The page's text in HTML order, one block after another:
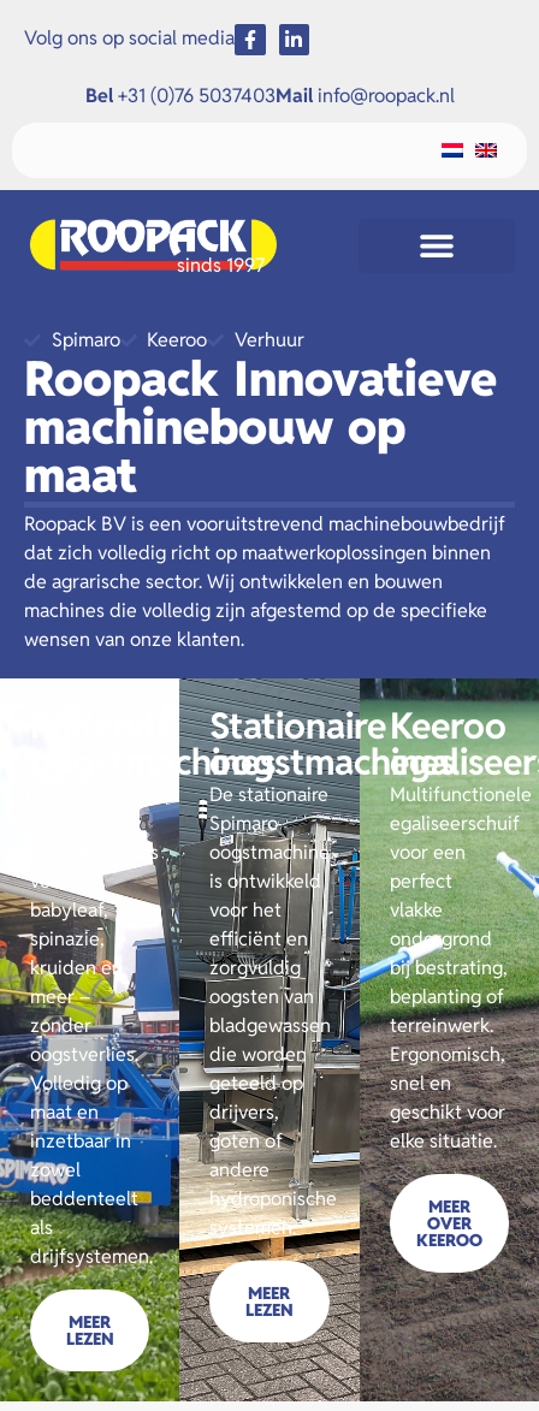
Volg ons op social media
Bel+31 (0)76 5037403Mailinfo@roopack.nl
sinds 1997
Spimaro Keeroo Verhuur
Roopack Innovatieve
machinebouw op
maat
Roopack BV is een vooruitstrevend machinebouwbedrijf
dat zich volledig richt op maatwerkoplossingen binnen
de agrarische sector. Wij ontwikkelen en bouwen
machines die volledig zijn afgestemd op de specifieke
wensen van onze klanten.
oogstmachines
oogstmachines
voor
babyleaf,
spinazie,
kruiden en
meer –
zonder
oogstverlies.
Volledig op
maat en
inzetbaar in
zowel
beddenteelt
als
drijfsystemen.
MEER
LEZEN
Stationaire
oogstmachines​
De stationaire
Spimaro
oogstmachine
is ontwikkeld
voor het
efficiënt en
zorgvuldig
oogsten van
bladgewassen
die worden
geteeld op
drijvers,
goten of
andere
hydroponische
systemen.
MEER
LEZEN
Keeroo
Multifunctionele
egaliseerschuif
voor een
perfect
vlakke
ondergrond
bij bestrating,
beplanting of
terreinwerk.
Ergonomisch,
snel en
geschikt voor
elke situatie.
MEER
OVER
KEEROO